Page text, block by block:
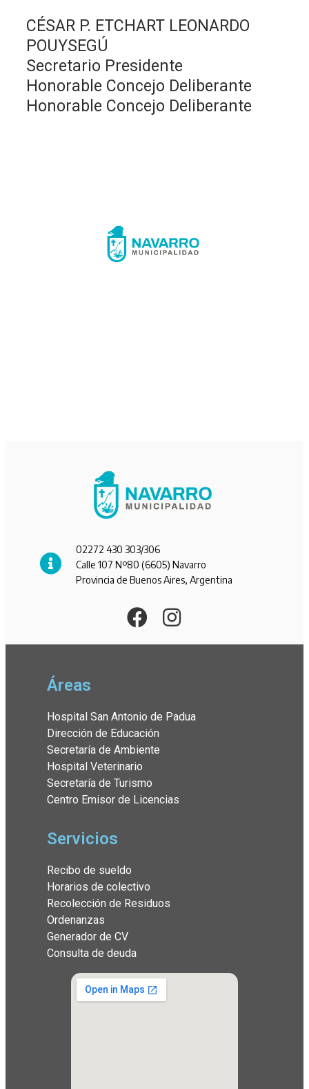
CÉSAR P. ETCHART LEONARDO
POUYSEGÚ
Secretario Presidente
Honorable Concejo Deliberante
Honorable Concejo Deliberante
02272 430 303/306
Calle 107 Nº80 (6605) Navarro
Provincia de Buenos Aires, Argentina
Áreas
Hospital San Antonio de Padua
Dirección de Educación
Secretaría de Ambiente
Hospital Veterinario
Secretaría de Turismo
Centro Emisor de Licencias
Servicios
Recibo de sueldo
Horarios de colectivo
Recolección de Residuos
Ordenanzas
Generador de CV
Consulta de deuda